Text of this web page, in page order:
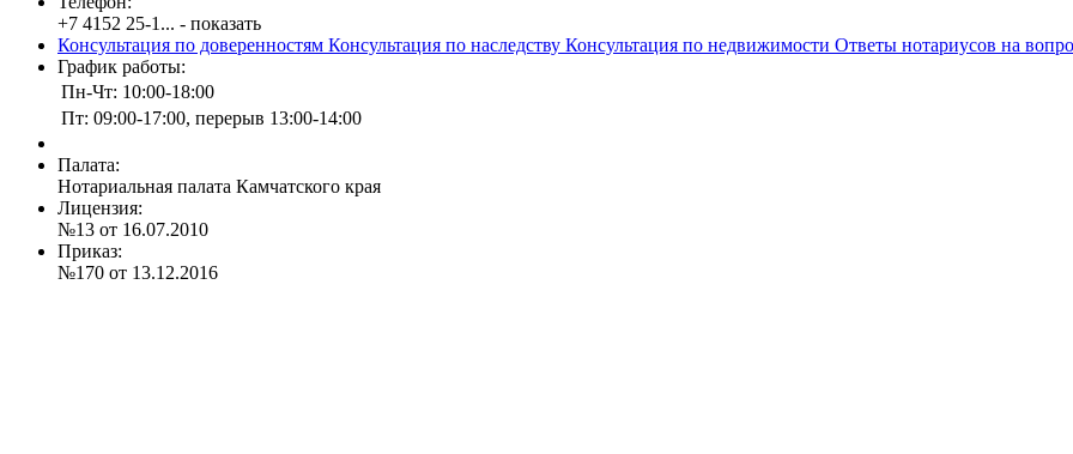
+7 4152 25-1... - показать
Консультация по доверенностям Консультация по наследству Консультация по недвижимости Ответы нотариусов на
График работы:
Пн-Чт: 10:00-18:00
Пт: 09:00-17:00, перерыв 13:00-14:00
Палата:
Нотариальная палата Камчатского края
Лицензия:
№13 от 16.07.2010
Приказ:
№170 от 13.12.2016